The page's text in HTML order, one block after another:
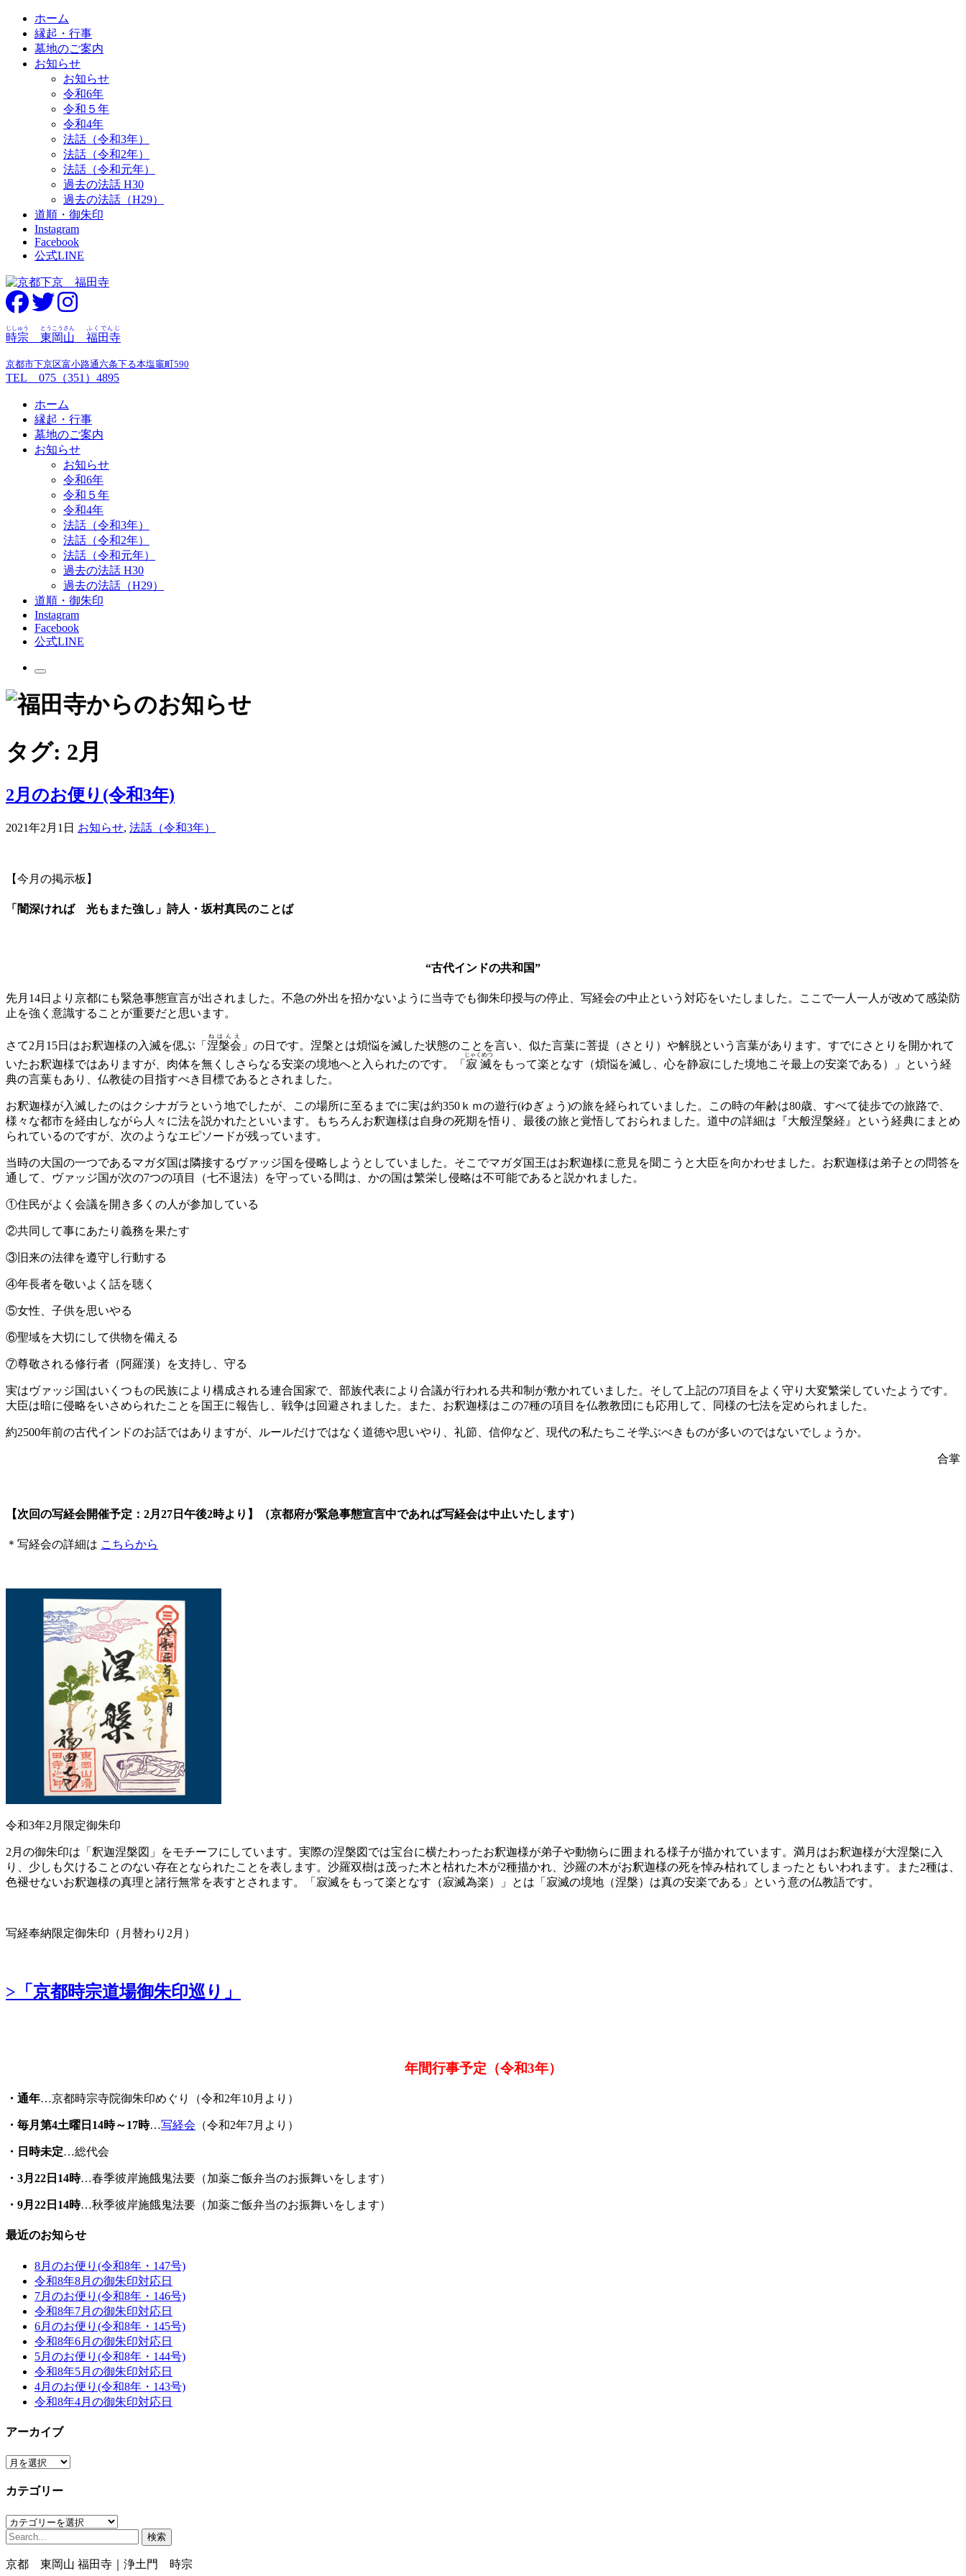
ホーム
縁起・行事
墓地のご案内
お知らせ
お知らせ
令和6年
令和５年
令和4年
法話（令和3年）
法話（令和2年）
法話（令和元年）
過去の法話 H30
過去の法話（H29）
道順・御朱印
Instagram
Facebook
公式LINE
時宗
じしゅう
東岡山
とうこうさん
福田寺
ふくでんじ
京都市下京区富小路通六条下る本塩竈町590
TEL 075（351）4895
ホーム
縁起・行事
墓地のご案内
お知らせ
お知らせ
令和6年
令和５年
令和4年
法話（令和3年）
法話（令和2年）
法話（令和元年）
過去の法話 H30
過去の法話（H29）
道順・御朱印
Instagram
Facebook
公式LINE
タグ: 2月
2月のお便り(令和3年)
2021年2月1日 お知らせ, 法話（令和3年）
【今月の掲示板】
「闇深ければ 光もまた強し」詩人・坂村真民のことば
“古代インドの共和国”
先月14日より京都にも緊急事態宣言が出されました。不急の外出を招かないように当寺でも御朱印授与の停止、写経会の中止という対応をいたしました。ここで一人一人が改めて感染防
止を強く意識することが重要だと思います。
さて2月15日はお釈迦様の入滅を偲ぶ「 涅槃会
ねはんえ
」の日です。涅槃とは煩悩を滅した状態のことを言い、似た言葉に菩提（さとり）や解脱という言葉があります。すでにさとりを開かれて
いたお釈迦様ではありますが、肉体を無くしさらなる安楽の境地へと入られたのです。「 寂滅
じゃくめつ
をもって楽となす（煩悩を滅し、心を静寂にした境地こそ最上の安楽である）」という経
典の言葉もあり、仏教徒の目指すべき目標であるとされました。
お釈迦様が入滅したのはクシナガラという地でしたが、この場所に至るまでに実は約350ｋｍの遊行(ゆぎょう)の旅を経られていました。この時の年齢は80歳、すべて徒歩での旅路で、
様々な都市を経由しながら人々に法を説かれたといいます。もちろんお釈迦様は自身の死期を悟り、最後の旅と覚悟しておられました。道中の詳細は『大般涅槃経』という経典にまとめ
られているのですが、次のようなエピソードが残っています。
当時の大国の一つであるマガダ国は隣接するヴァッジ国を侵略しようとしていました。そこでマガダ国王はお釈迦様に意見を聞こうと大臣を向かわせました。お釈迦様は弟子との問答を
通して、ヴァッジ国が次の7つの項目（七不退法）を守っている間は、かの国は繁栄し侵略は不可能であると説かれました。
①住民がよく会議を開き多くの人が参加している
②共同して事にあたり義務を果たす
③旧来の法律を遵守し行動する
④年長者を敬いよく話を聴く
⑤女性、子供を思いやる
⑥聖域を大切にして供物を備える
⑦尊敬される修行者（阿羅漢）を支持し、守る
実はヴァッジ国はいくつもの民族により構成される連合国家で、部族代表により合議が行われる共和制が敷かれていました。そして上記の7項目をよく守り大変繁栄していたようです。
大臣は暗に侵略をいさめられたことを国王に報告し、戦争は回避されました。また、お釈迦様はこの7種の項目を仏教教団にも応用して、同様の七法を定められました。
約2500年前の古代インドのお話ではありますが、ルールだけではなく道徳や思いやり、礼節、信仰など、現代の私たちこそ学ぶべきものが多いのではないでしょうか。
合掌
【次回の写経会開催予定：2月27日午後2時より】（京都府が緊急事態宣言中であれば写経会は中止いたします）
＊写経会の詳細は こちらから
令和3年2月限定御朱印
2月の御朱印は「釈迦涅槃図」をモチーフにしています。実際の涅槃図では宝台に横たわったお釈迦様が弟子や動物らに囲まれる様子が描かれています。満月はお釈迦様が大涅槃に入
り、少しも欠けることのない存在となられたことを表します。沙羅双樹は茂った木と枯れた木が2種描かれ、沙羅の木がお釈迦様の死を悼み枯れてしまったともいわれます。また2種は、
色褪せないお釈迦様の真理と諸行無常を表すとされます。「寂滅をもって楽となす（寂滅為楽）」とは「寂滅の境地（涅槃）は真の安楽である」という意の仏教語です。
写経奉納限定御朱印（月替わり2月）
>「京都時宗道場御朱印巡り」
年間行事予定（令和3年）
・通年…京都時宗寺院御朱印めぐり（令和2年10月より）
・毎月第4土曜日14時～17時…写経会 （令和2年7月より）
・日時未定…総代会
・3月22日14時…春季彼岸施餓鬼法要（加薬ご飯弁当のお振舞いをします）
・ 9月22日14時…秋季彼岸施餓鬼法要（加薬ご飯弁当のお振舞いをします）
最近のお知らせ
8月のお便り(令和8年・147号)
令和8年8月の御朱印対応日
7月のお便り(令和8年・146号)
令和8年7月の御朱印対応日
6月のお便り(令和8年・145号)
令和8年6月の御朱印対応日
5月のお便り(令和8年・144号)
令和8年5月の御朱印対応日
4月のお便り(令和8年・143号)
令和8年4月の御朱印対応日
アーカイブ
ア
カ
ブ
カテゴリー
カ
テ
リ
検
京都 東岡山 福田寺｜浄土門 時宗